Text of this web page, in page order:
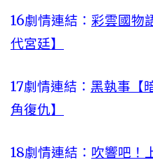
16劇情連結： 彩雲國物
代宮廷】
17劇情連結： 黑執事【
角復仇】
18劇情連結： 吹響吧！